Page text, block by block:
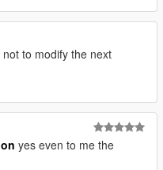
convertible
suture
--------------------
the texture of the
to modify the next
yes even to me the